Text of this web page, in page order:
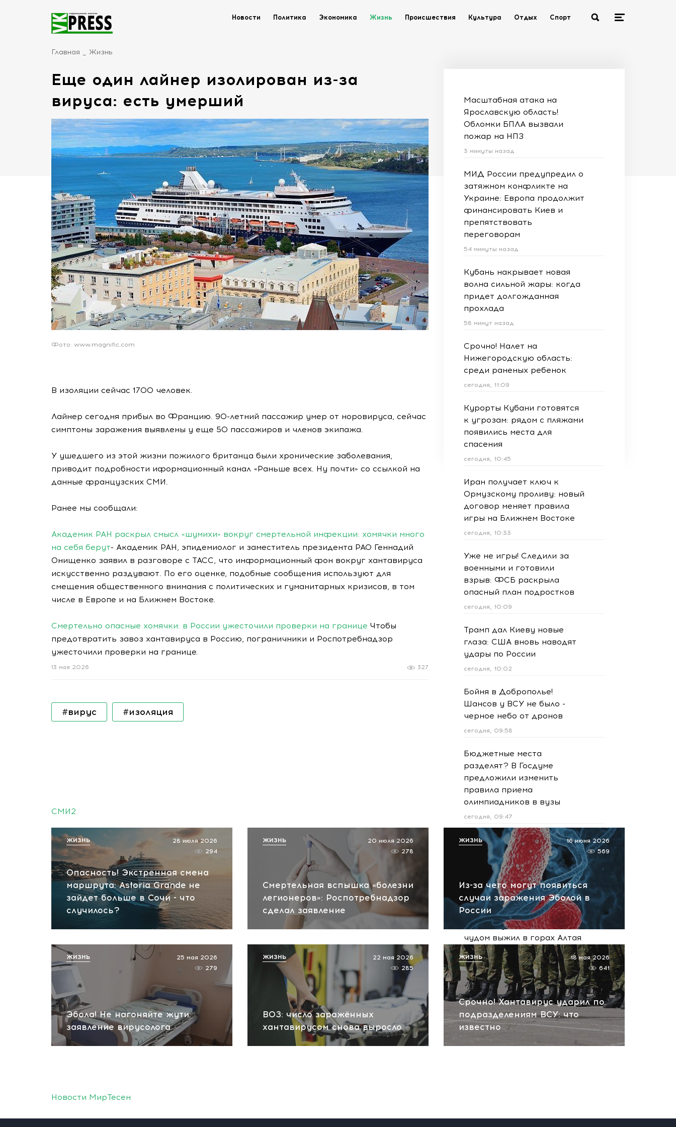
Новости Политика Экономика Жизнь Происшествия Культура Отдых Спорт
Главная Жизнь
Еще один лайнер изолирован из-за
вируса: есть умерший
Фото: www.magnific.com
В изоляции сейчас 1700 человек.
Лайнер сегодня прибыл во Францию. 90-летний пассажир умер от норовируса, сейчас
симптомы заражения выявлены у еще 50 пассажиров и членов экипажа.
У ушедшего из этой жизни пожилого британца были хронические заболевания,
приводит подробности иформационный канал «Раньше всех. Ну почти» со ссылкой на
данные французских СМИ.
Ранее мы сообщали:
Академик РАН раскрыл смысл «шумихи» вокруг смертельной инфекции: хомячки много
на себя берут- Академик РАН, эпидемиолог и заместитель президента РАО Геннадий
Онищенко заявил в разговоре с ТАСС, что информационный фон вокруг хантавируса
искусственно раздувают. По его оценке, подобные сообщения используют для
смещения общественного внимания с политических и гуманитарных кризисов, в том
числе в Европе и на Ближнем Востоке.
Смертельно опасные хомячки: в России ужесточили проверки на границе Чтобы
предотвратить завоз хантавируса в Россию, пограничники и Роспотребнадзор
ужесточили проверки на границе.
327
13 мая 2026
#вирус #изоляция
Масштабная атака на
Ярославскую область!
Обломки БПЛА вызвали
пожар на НПЗ
3 минуты назад
МИД России предупредил о
затяжном конфликте на
Украине: Европа продолжит
финансировать Киев и
препятствовать
переговорам
54 минуты назад
Кубань накрывает новая
волна сильной жары: когда
придет долгожданная
прохлада
58 минут назад
Срочно! Налет на
Нижегородскую область:
среди раненых ребенок
сегодня, 11:09
Курорты Кубани готовятся
к угрозам: рядом с пляжами
появились места для
спасения
сегодня, 10:45
Иран получает ключ к
Ормузскому проливу: новый
договор меняет правила
игры на Ближнем Востоке
сегодня, 10:33
Уже не игры! Следили за
военными и готовили
взрыв: ФСБ раскрыла
опасный план подростков
сегодня, 10:09
Трамп дал Киеву новые
глаза: США вновь наводят
удары по России
сегодня, 10:02
Бойня в Доброполье!
Шансов у ВСУ не было -
черное небо от дронов
сегодня, 09:58
Бюджетные места
разделят? В Госдуме
предложили изменить
правила приема
олимпиадников в вузы
сегодня, 09:47
Черноморский курорт
закрывал пляжи из-за
атаки БЭКов: обстановка
сейчас
сегодня, 09:42
Молния, медведь и смерть
лошади: участник СВО
чудом выжил в горах Алтая
сегодня, 08:59
СМИ2
Опасность! Экстренная смена
маршрута: Astoria Grande не
зайдет больше в Сочи - что
случилось?
28 июля 2026
294
ЖИЗНЬ
Смертельная вспышка «болезни
легионеров»: Роспотребнадзор
сделал заявление
20 июля 2026
278
ЖИЗНЬ
Из-за чего могут появиться
случаи заражения Эболой в
России
16 июня 2026
569
ЖИЗНЬ
Эбола! Не нагоняйте жути:
заявление вирусолога
25 мая 2026
279
ЖИЗНЬ
ВОЗ: число заражённых
хантавирусом снова выросло
22 мая 2026
285
ЖИЗНЬ
Срочно! Хантавирус ударил по
подразделениям ВСУ: что
известно
18 мая 2026
641
ЖИЗНЬ
Новости МирТесен